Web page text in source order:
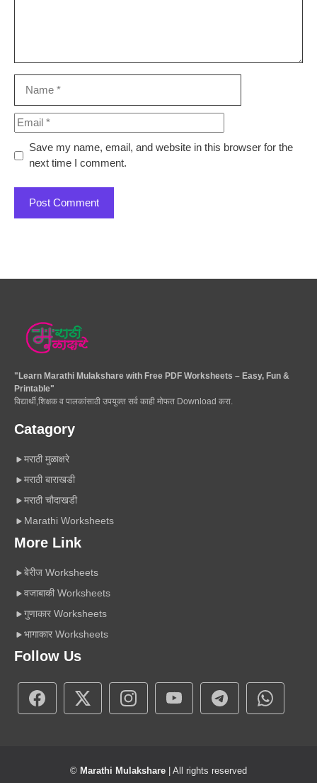
Email
Save my name, email, and website in this browser for the
next time I comment.
"Learn Marathi Mulakshare with Free PDF Worksheets – Easy, Fun &
Printable"
विद्यार्थी,शिक्षक व पालकांसाठी उपयुक्त सर्व काही मोफत Download करा.
Catagory
मराठी मुळाक्षरे
मराठी बाराखडी
मराठी चौदाखडी
Marathi Worksheets
More Link
बेरीज Worksheets
वजाबाकी Worksheets
गुणाकार Worksheets
भागाकार Worksheets
Follow Us
© Marathi Mulakshare | All rights reserved